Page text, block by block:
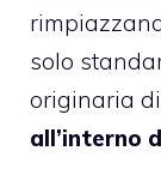
solo
originaria
all’interno